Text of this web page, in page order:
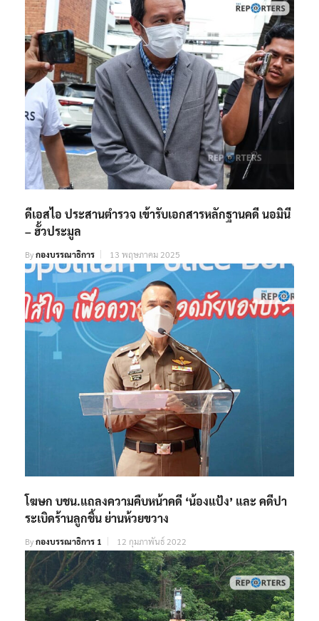
ดีเอสไอ ประสานตำรวจ เข้ารับเอกสารหลักฐานคดี นอมินี
– ฮั้วประมูล
Byกองบรรณาธิการ 13 พฤษภาคม 2025
โฆษก บชน.แถลงความคืบหน้าคดี ‘น้องแป้ง’ และ คดีปา
ระเบิดร้านลูกชิ้น ย่านห้วยขวาง
Byกองบรรณาธิการ 1 12 กุมภาพันธ์ 2022